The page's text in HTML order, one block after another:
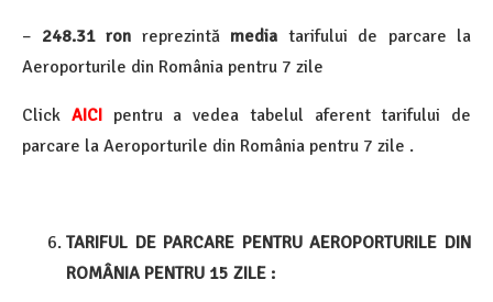
– 248.31 ron reprezintă media tarifului de parcare la
Aeroporturile din România pentru 7 zile
Click AICIpentru a vedea tabelul aferent tarifului de
parcare la Aeroporturile din România pentru 7 zile .
TARIFUL DE PARCARE PENTRU AEROPORTURILE DIN
ROMÂNIA PENTRU 15 ZILE :